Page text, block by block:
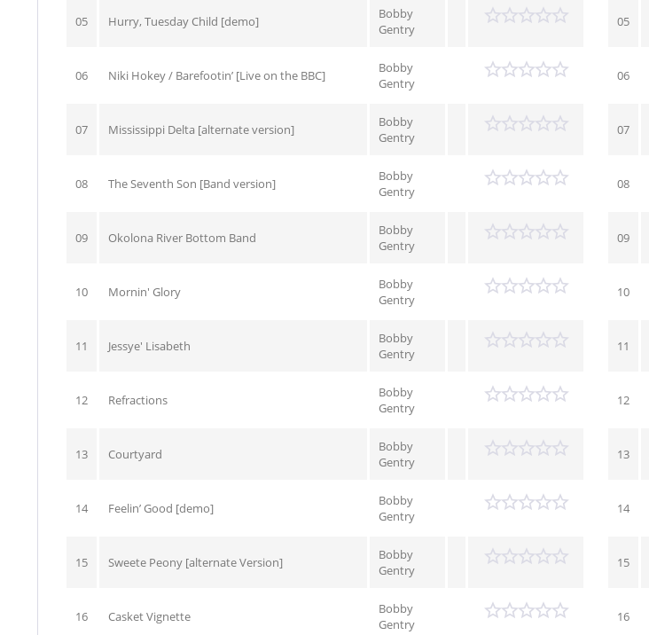
05 Hurry, Tuesday Child [demo]
Bobby
Gentry
06 Niki Hokey / Barefootin’ [Live on the BBC]
Bobby
Gentry
07 Mississippi Delta [alternate version]
Bobby
Gentry
08 The Seventh Son [Band version]
Bobby
Gentry
09 Okolona River Bottom Band
Bobby
Gentry
10 Mornin' Glory
Bobby
Gentry
11 Jessye' Lisabeth
Bobby
Gentry
12 Refractions
Bobby
Gentry
13 Courtyard
Bobby
Gentry
14 Feelin’ Good [demo]
Bobby
Gentry
15 Sweete Peony [alternate Version]
Bobby
Gentry
16 Casket Vignette
Bobby
Gentry
05
06
07
08
09
10
11
12
13
14
15
16